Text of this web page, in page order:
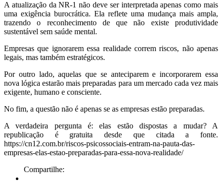
A atualização da NR-1 não deve ser interpretada apenas como mais
uma exigência burocrática. Ela reflete uma mudança mais ampla,
trazendo o reconhecimento de que não existe produtividade
sustentável sem saúde mental.
Empresas que ignorarem essa realidade correm riscos, não apenas
legais, mas também estratégicos.
Por outro lado, aquelas que se anteciparem e incorporarem essa
nova lógica estarão mais preparadas para um mercado cada vez mais
exigente, humano e consciente.
No fim, a questão não é apenas se as empresas estão preparadas.
A verdadeira pergunta é: elas estão dispostas a mudar? A
republicação é gratuita desde que citada a fonte.
https://cn12.com.br/riscos-psicossociais-entram-na-pauta-das-
empresas-elas-estao-preparadas-para-essa-nova-realidade/
Compartilhe: